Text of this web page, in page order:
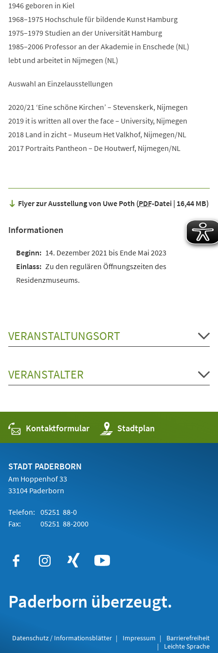
1946 geboren in Kiel
1968–1975 Hochschule für bildende Kunst Hamburg
1975–1979 Studien an der Universität Hamburg
1985–2006 Professor an der Akademie in Enschede (NL)
lebt und arbeitet in Nijmegen (NL)
Auswahl an Einzelausstellungen
2020/21 ‘Eine schöne Kirchen’ – Stevenskerk, Nijmegen
2019 it is written all over the face – University, Nijmegen
2018 Land in zicht – Museum Het Valkhof, Nijmegen/NL
2017 Portraits Pantheon – De Houtwerf, Nijmegen/NL
Flyer zur Ausstellung von Uwe Poth PDF-Datei 16,44 MB
Informationen
14. Dezember 2021 bis Ende Mai 2023
Zu den regulären Öffnungszeiten des
Residenzmuseums.
VERANSTALTUNGSORT
VERANSTALTER
Kontaktformular Stadtplan
(Öffnet
in
einem
STADT PADERBORN
Am Hoppenhof 33
33104 Paderborn
Telefon: 05251 88-0
Fax:
05251 88-2000
Paderborn überzeugt.
Datenschutz / Informationsblätter Impressum
Barrierefreiheit
Leichte Sprache